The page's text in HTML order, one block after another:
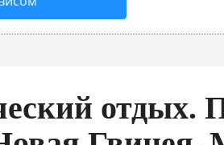
отдых.